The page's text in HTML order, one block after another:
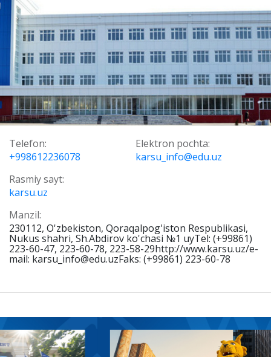
Telefon:
+998612236078
Elektron pochta:
karsu_info@edu.uz
Rasmiy sayt:
karsu.uz
Manzil:
230112, O'zbekiston, Qoraqalpog'iston Respublikasi,
Nukus shahri, Sh.Abdirov ko'chasi №1 uyTel: (+99861)
223-60-47, 223-60-78, 223-58-29http://www.karsu.uz/e-
mail: karsu_info@edu.uzFaks: (+99861) 223-60-78